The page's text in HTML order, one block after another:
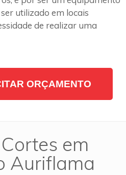
utilizado em locais
de realizar uma
ORÇAMENTO
em
Auriflama